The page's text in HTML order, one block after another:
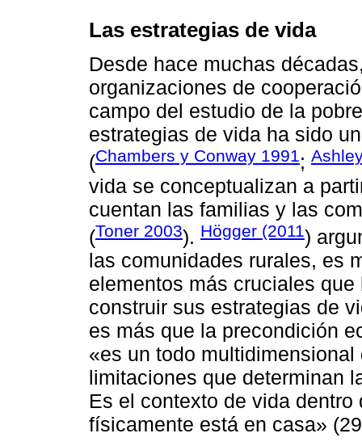
Las estrategias de vida
Desde hace muchas
organizaciones de
campo del estudio de la
estrategias de vida ha sido
(Chambers y Conway 1991;
vida se conceptualizan a
cuentan las familias y las
(Toner 2003). Högger (2011)
las comunidades rurales, es
elementos más cruciales
construir sus estrategias de
es más que la precondición
«es un todo
limitaciones que determinan
Es el contexto de vida
físicamente está en casa»